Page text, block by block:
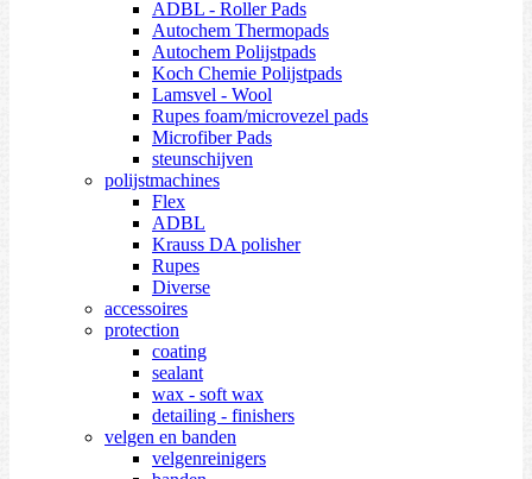
ADBL - Roller Pads
Autochem Thermopads
Autochem Polijstpads
Koch Chemie Polijstpads
Lamsvel - Wool
Rupes foam/microvezel pads
Microfiber Pads
steunschijven
polijstmachines
Flex
ADBL
Krauss DA polisher
Rupes
Diverse
accessoires
protection
coating
sealant
wax - soft wax
detailing - finishers
velgen en banden
velgenreinigers